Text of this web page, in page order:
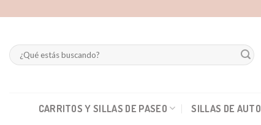
Buscar
por:
CARRITOS Y SILLAS DE PASEO SILLAS DE AUTO